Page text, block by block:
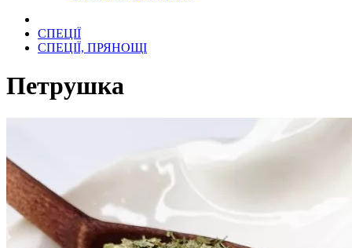
СПЕЦІЇ
СПЕЦІЇ, ПРЯНОЩІ
Петрушка